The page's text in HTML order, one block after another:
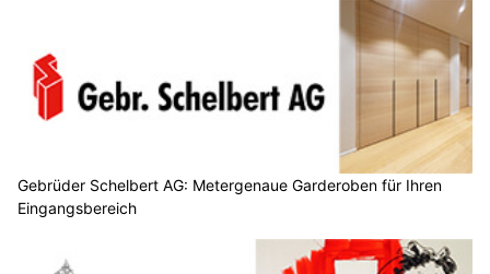
Gebrüder Schelbert AG: Metergenaue Garderoben für Ihren
Eingangsbereich